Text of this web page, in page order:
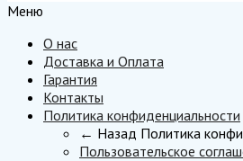
Меню
О нас
Доставка и Оплата
Гарантия
Контакты
Политика конфиденциальности
← Назад Политика
Пользовательское